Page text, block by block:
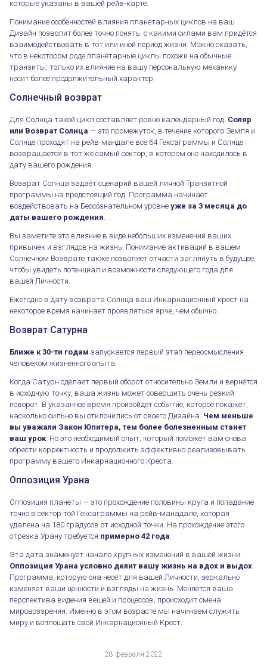
Влияние возвратов основных планет
которые указаны в вашей рейв-карте.
Понимание особенностей влияния планетарных циклов на ваш
Дизайн позволит более точно понять, с какими силами вам придётся
взаимодействовать в тот или иной период жизни. Можно сказать,
что в некотором роде планетарные циклы похожи на обычные
транзиты, только их влияние на вашу персональную механику
носит более продолжительный характер.
Солнечный возврат
Для Солнца такой цикл составляет ровно календарный год. Соляр
или Возврат Солнца — это промежуток, в течение которого Земля и
Солнце проходят на рейв-мандале все 64 Гексаграммы и Солнце
возвращается в тот же самый сектор, в котором оно находилось в
дату вашего рождения.
Возврат Солнца задаёт сценарий вашей личной Транзитной
программы на предстоящий год. Программа начинает
воздействовать на Бессознательном уровне уже за 3 месяца до
даты вашего рождения
Вы заметите это влияние в виде небольших изменений ваших
привычек и взглядов на жизнь. Понимание активаций в вашем
Солнечном Возврате также позволяет отчасти заглянуть в будущее,
чтобы увидеть потенциал и возможности следующего года для
вашей Личности.
Ежегодно в дату возврата Солнца ваш Инкарнационный крест на
некоторое время начинает проявляться ярче, чем обычно.
Возврат Сатурна
Ближе к 30-ти годам запускается первый этап переосмысления
человеком жизненного опыта.
Когда Сатурн сделает первый оборот относительно Земли и вернётся
в исходную точку, ваша жизнь может совершить очень резкий
поворот. В указанное время произойдёт событие, которое покажет,
насколько сильно вы отклонились от своего Дизайна. Чем меньше
вы уважали Закон Юпитера, тем более болезненным станет
ваш урок . Но это необходимый опыт, который поможет вам снова
обрести корректность и продолжить эффективно реализовывать
программу вашего Инкарнационного Креста.
Оппозиция Урана
Оппозиция планеты — это прохождение половины круга и попадание
точно в сектор той Гексаграммы на рейв-манадале, которая
удалена на 180 градусов от исходной точки. На прохождение этого
отрезка Урану требуется примерно 42 года
Эта дата знаменует начало крупных изменений в вашей жизни.
Оппозиция Урана условно делит вашу жизнь на вдох и выдох
Программа, которую она несёт для вашей Личности, зеркально
изменяет ваши ценности и взгляды на жизнь. Меняется ваша
перспектива видения вещей и процессов, происходит смена
мировоззрения. Именно в этом возрасте мы начинаем служить
миру и воплощать свой Инкарнационный Крест.
28 февраля 2022